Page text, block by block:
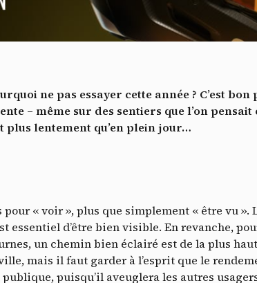
ne pas essayer cette année ? C’est
– même sur des sentiers que l’on
plus lentement qu’en plein jour…
« voir », plus que simplement « être vu
essentiel d’être bien visible. En revanche,
un chemin bien éclairé est de la plus
mais il faut garder à l’esprit que le
puisqu’il aveuglera les autres
de partage de vidéo permettent d'enrichir le site de
augmentent sa visibilité.
interdit Ce service peut déposer 4 cookies.
Interdire